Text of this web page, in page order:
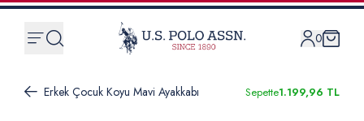
0
Erkek Çocuk Koyu Mavi Ayakkabı Sepette1.199,96 TL